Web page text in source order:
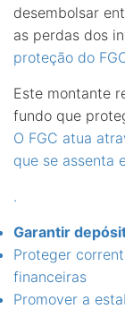
desembolsar
as perdas dos
proteção do
Este montante
fundo que
O FGC atua
que se assenta
.
Garantir
Proteger
financeiras
Promover a